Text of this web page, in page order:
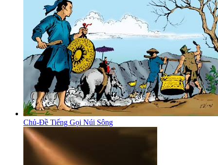
Chủ-Đề Tiếng Gọi Núi Sông